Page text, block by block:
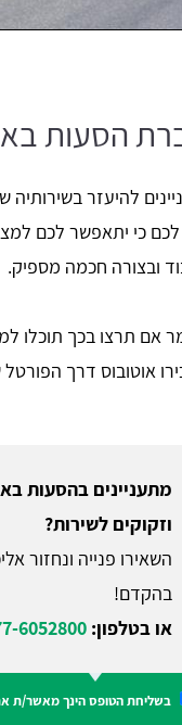
הסעות
להיעזר
לכם כי יתאפשר לכם
ובצורה חכמה מספיק.
אם תרצו בכך תוכלו
אוטובוס דרך
מתעניינים בהסעות
וזקוקים לשירות?
השאירו פנייה ונחזור
בהקדם!
או בטלפון:6052800
בשליחת הטופס הינך מאשר/ת